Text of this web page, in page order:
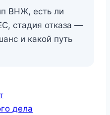
ВНЖ, есть ли
стадия отказа —
и какой путь
дела